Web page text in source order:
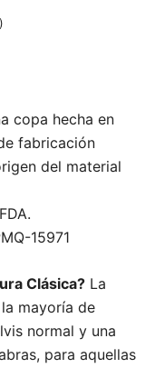
copa hecha en
fabricación
del material
15971
Clásica? La
mayoría de
normal y una
para aquellas